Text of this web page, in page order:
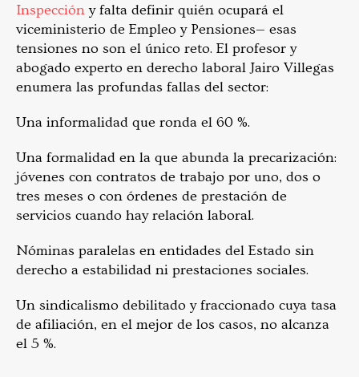
Inspeccióny falta definir quién ocupará el
viceministerio de Empleo y Pensiones— esas
tensiones no son el único reto. El profesor y
abogado experto en derecho laboral Jairo Villegas
enumera las profundas fallas del sector:
Una informalidad que ronda el 60 %.
Una formalidad en la que abunda la precarización:
jóvenes con contratos de trabajo por uno, dos o
tres meses o con órdenes de prestación de
servicios cuando hay relación laboral.
Nóminas paralelas en entidades del Estado sin
derecho a estabilidad ni prestaciones sociales.
Un sindicalismo debilitado y fraccionado cuya tasa
de afiliación, en el mejor de los casos, no alcanza
el 5 %.